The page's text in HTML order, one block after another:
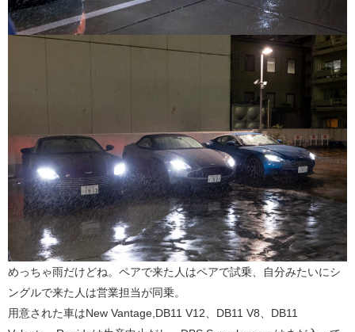
めっちゃ雨だけどね。ペアで来た人はペアで試乗、自分みたいにシ
ングルで来た人は営業担当が同乗。
用意された車はNew Vantage,DB11 V12、DB11 V8、DB11